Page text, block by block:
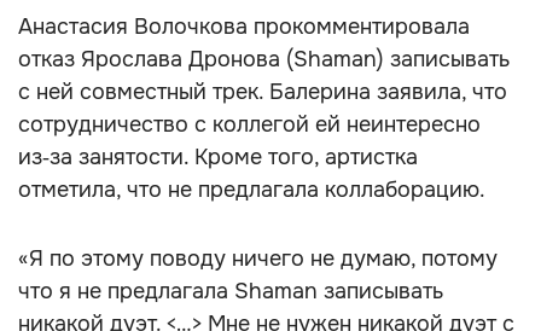
Анастасия Волочкова прокомментировала
отказ Ярослава Дронова (Shaman) записывать
с ней совместный трек. Балерина заявила, что
сотрудничество с коллегой ей неинтересно
из‑за занятости. Кроме того, артистка
отметила, что не предлагала коллаборацию.
«Я по этому поводу ничего не думаю, потому
что я не предлагала Shaman записывать
никакой дуэт. <…> Мне не нужен никакой дуэт с